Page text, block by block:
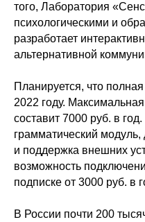
того, Лаборатория
психологическими и
разработает
альтернативной
Планируется, что
2022 году.
составит 7000 руб. в
грамматический модуль,
и поддержка внешних
возможность
подписке от 3000 руб. в
В России почти 200